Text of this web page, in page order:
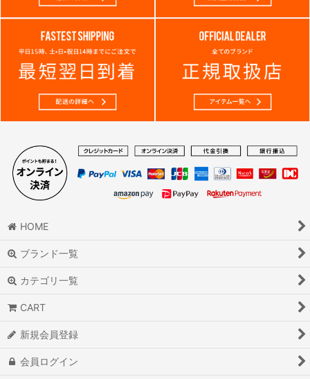
HOME
ブランド一覧
カテゴリ一覧
CART
新規会員登録
会員ログイン